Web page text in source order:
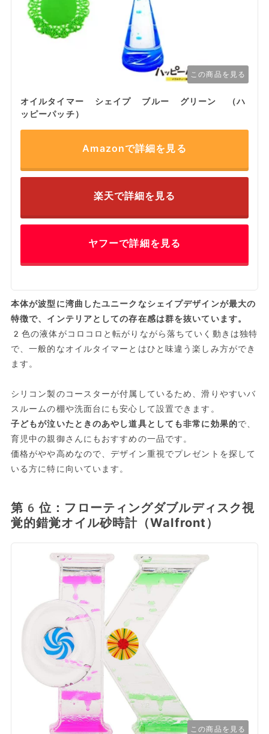
この商品を見る
オイルタイマー シェイプ ブルー グリーン （ハ
ッピーパッチ）
Amazonで詳細を見る
楽天で詳細を見る
ヤフーで詳細を見る
本体が波型に湾曲したユニークなシェイプデザインが最大の
特徴で、インテリアとしての存在感は群を抜いています。
2色の液体がコロコロと転がりながら落ちていく動きは独特
で、一般的なオイルタイマーとはひと味違う楽しみ方ができ
ます。
シリコン製のコースターが付属しているため、滑りやすいバ
スルームの棚や洗面台にも安心して設置できます。
子どもが泣いたときのあやし道具としても非常に効果的で、
育児中の親御さんにもおすすめの一品です。
価格がやや高めなので、デザイン重視でプレゼントを探して
いる方に特に向いています。
第6位：フローティングダブルディスク視
覚的錯覚オイル砂時計（Walfront）
この商品を見る